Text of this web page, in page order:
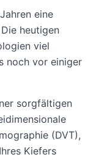
eine
heutigen
viel
noch vor einiger
sorgfältigen
(DVT),
Kiefers